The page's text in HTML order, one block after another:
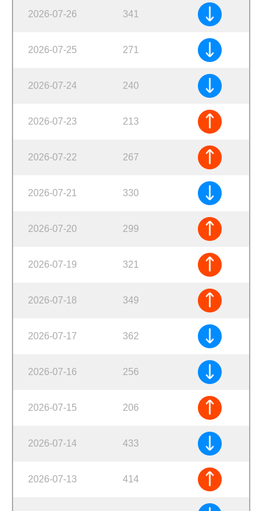
2026-07-26 341
2026-07-25 271
2026-07-24 240
2026-07-23 213
2026-07-22 267
2026-07-21 330
2026-07-20 299
2026-07-19 321
2026-07-18 349
2026-07-17 362
2026-07-16 256
2026-07-15 206
2026-07-14 433
2026-07-13 414